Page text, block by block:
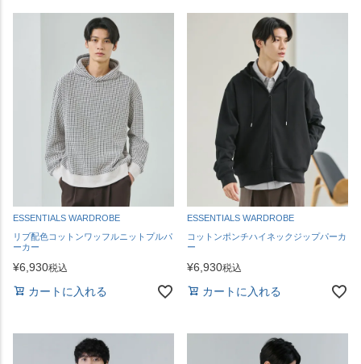
ESSENTIALS WARDROBE
リブ配色コットンワッフルニットプルパ
ーカー
¥6,930税込
カートに入れる
ESSENTIALS WARDROBE
コットンポンチハイネックジップパーカ
ー
¥6,930税込
カートに入れる